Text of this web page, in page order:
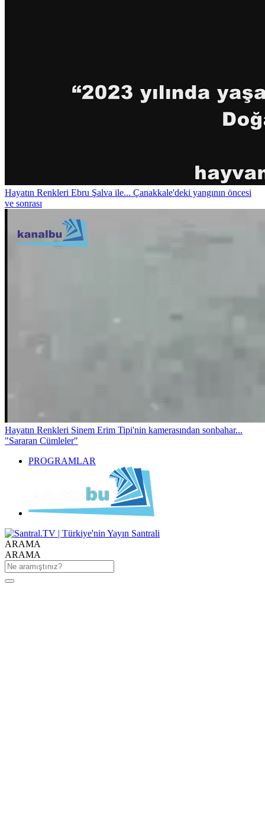
Hayatın Renkleri Ebru Şalva ile... Çanakkale'deki yangının öncesi
ve sonrası
Hayatın Renkleri Sinem Erim Tipi'nin kamerasından sonbahar...
"Sararan Cümleler"
PROGRAMLAR
ARAMA
ARAMA